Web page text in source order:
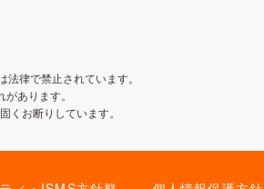
律で禁止されています。
あります。
くお断りしています。